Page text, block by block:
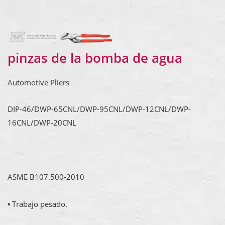
pinzas de la bomba de agua
Automotive Pliers
DIP-46/DWP-65CNL/DWP-95CNL/DWP-12CNL/DWP-
16CNL/DWP-20CNL
ASME B107.500-2010
▪ Trabajo pesado.